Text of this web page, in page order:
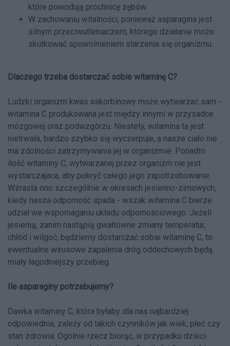
które powodują próchnicę zębów.
W zachowaniu witalności, ponieważ asparagina jest
silnym przeciwutleniaczem, którego działanie może
skutkować spowolnieniem starzenia się organizmu.
Dlaczego trzeba dostarczać sobie witaminę C?
Ludzki organizm kwas askorbinowy może wytwarzać sam -
witamina C produkowana jest między innymi w przysadce
mózgowej oraz podwzgórzu. Niestety, witamina ta jest
nietrwała, bardzo szybko się wyczerpuje, a nasze ciało nie
ma zdolności zatrzymywania jej w organizmie. Ponadto
ilość witaminy C, wytwarzanej przez organizm nie jest
wystarczajaca, aby pokryć całego jego zapotrzebowanie.
Wzrasta ono szczególnie w okresach jesienno-zimowych,
kiedy nasza odporność spada - wszak witamina C bierze
udział we wspomaganiu układu odpornościowego. Jeżeli
jesienią, zanim nastąpią gwałtowne zmiany temperatur,
chłód i wilgoć, będziemy dostarczać sobie witaminę C, to
ewentualne wirusowe zapalenia dróg oddechowych będą
miały łagodniejszy przebieg.
Ile asparaginy potrzebujemy?
Dawka witaminy C, która byłaby dla nas najbardziej
odpowiednia, zależy od takich czynników jak wiek, płeć czy
stan zdrowia. Ogólnie rzecz biorąc, w przypadku dzieci